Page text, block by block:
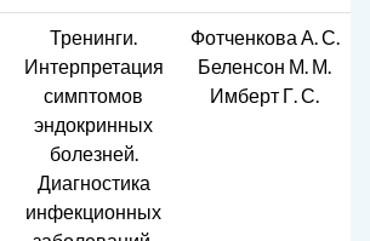
Тренинги.
Интерпретация
симптомов
эндокринных
болезней.
Диагностика
инфекционных
Фотченкова А. С.
Беленсон М. М.
Имберт Г. С.